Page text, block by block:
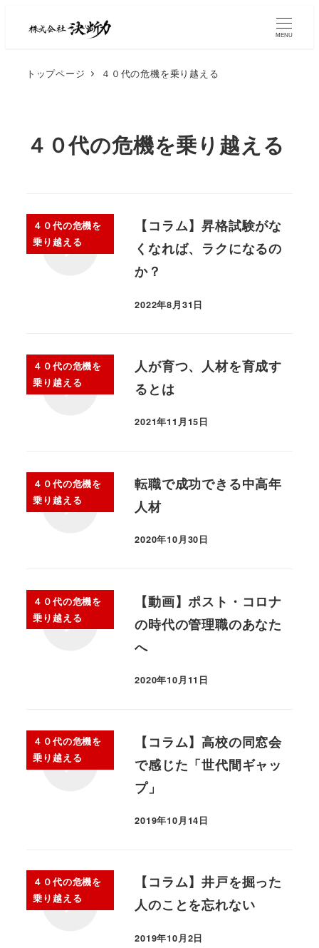
MENU
トップページ ４０代の危機を乗り越える
４０代の危機を乗り越える
４０代の危機を
乗り越える
【コラム】昇格試験がな
くなれば、ラクになるの
か？
2022年8月31日
４０代の危機を
乗り越える
人が育つ、人材を育成す
るとは
2021年11月15日
４０代の危機を
乗り越える
転職で成功できる中高年
人材
2020年10月30日
４０代の危機を
乗り越える
【動画】ポスト・コロナ
の時代の管理職のあなた
へ
2020年10月11日
４０代の危機を
乗り越える
【コラム】高校の同窓会
で感じた「世代間ギャッ
プ」
2019年10月14日
４０代の危機を
乗り越える
【コラム】井戸を掘った
人のことを忘れない
2019年10月2日